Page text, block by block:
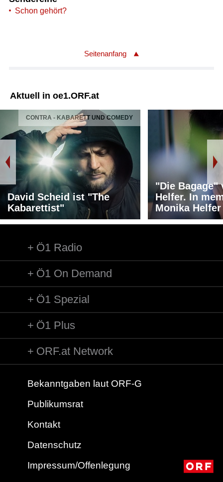
Schon gehört?
Seitenanfang
Aktuell in oe1.ORF.at
CONTRA - KABARETT UND COMEDY
David Scheid ist "The
Kabarettist"
"Die Bagage"
Helfer. In
Monika Helfer
Ö1 Radio
Ö1 On Demand
Ö1 Spezial
Ö1 Plus
ORF.at Network
Bekanntgaben laut ORF-G
Publikumsrat
Kontakt
Datenschutz
Impressum/Offenlegung